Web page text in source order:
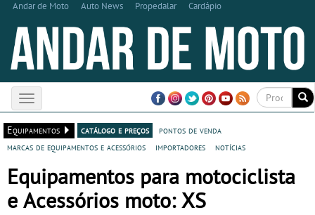
Andar de Moto Auto News Propedalar Cardápio
Toggle
navigation
Equipamentos
catálogo e preços
pontos de venda
marcas de equipamentos e acessórios
importadores notícias
Equipamentos para motociclista
e Acessórios moto: XS